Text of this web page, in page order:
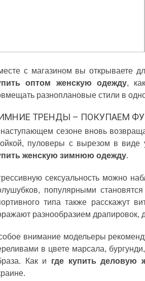
с магазином вы открываете
оптом женскую одежду,
разноплановые стили в
ТРЕНДЫ – ПОКУПАЕМ
сезоне вновь
пуловеры с вырезом в виде
женскую зимнюю одежду.
сексуальность можно
популярными
типа также расскажут
разнообразием драпировок,
внимание модельеры
в цвете марсала,
Как и где купить деловую